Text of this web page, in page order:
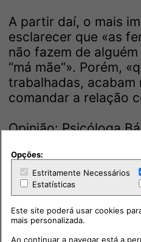
A partir daí, o mais
esclarecer que «as
não fazem de alguém
“má mãe“». Porém,
trabalhadas, acabam
comandar a relação
Opinião: Psicóloga
Opções:
Estritamente Necessários
Estatísticas
Este site poderá usar cookies
mais personalizada.
Ao continuar a navegar está a